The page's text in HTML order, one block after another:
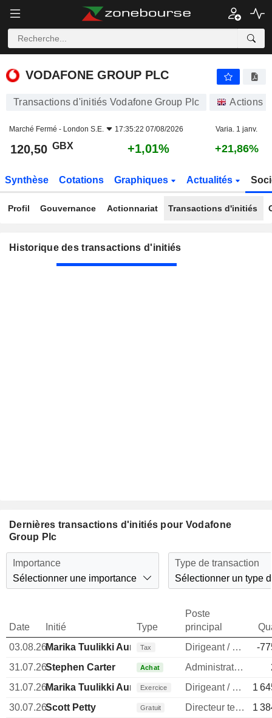
VODAFONE GROUP PLC
VODAFONE GROUP PLC
Transactions d'initiés Vodafone Group Plc Actions
Marché Fermé - London S.E. 17:35:22 07/08/2026 Varia. 1 janv.
120,50 GBX +1,01% +21,86%
Synthèse Cotations Graphiques Actualités
Profil Gouvernance Actionnariat Transactions d'initiés
Historique des transactions d'initiés
Dernières transactions d'initiés pour Vodafone
Group Plc
Importance
Sélectionner une importance
Type de transaction
Sélectionner un type
Date Initié Type
Poste
principal
03.08.26Marika Tuulikki Auramo
Tax Dirigeant / cadre principal
-
31.07.26Stephen Carter Achat Administrateur
31.07.26Marika Tuulikki AuramoExercice Dirigeant / cadre principal
1
30.07.26Scott Petty Gratuit Directeur technique
1